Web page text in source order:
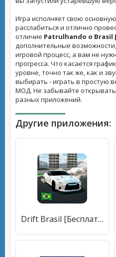
Игра исполняет свою
расслабиться и отлично
отличие Patrulhando o Brasil
дополнительные
игровой процесс, а вам не
прогресса. Что касается
уровне, точно так же, как и
выбирать - играть в простую
МОД. Не забывайте
разных приложений.
Другие приложения:
Drift Brasil [Бесплатные покупки]